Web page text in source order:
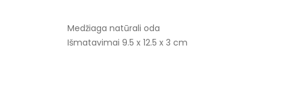
Medžiaga natūrali oda
Išmatavimai 9.5 x 12.5 x 3 cm